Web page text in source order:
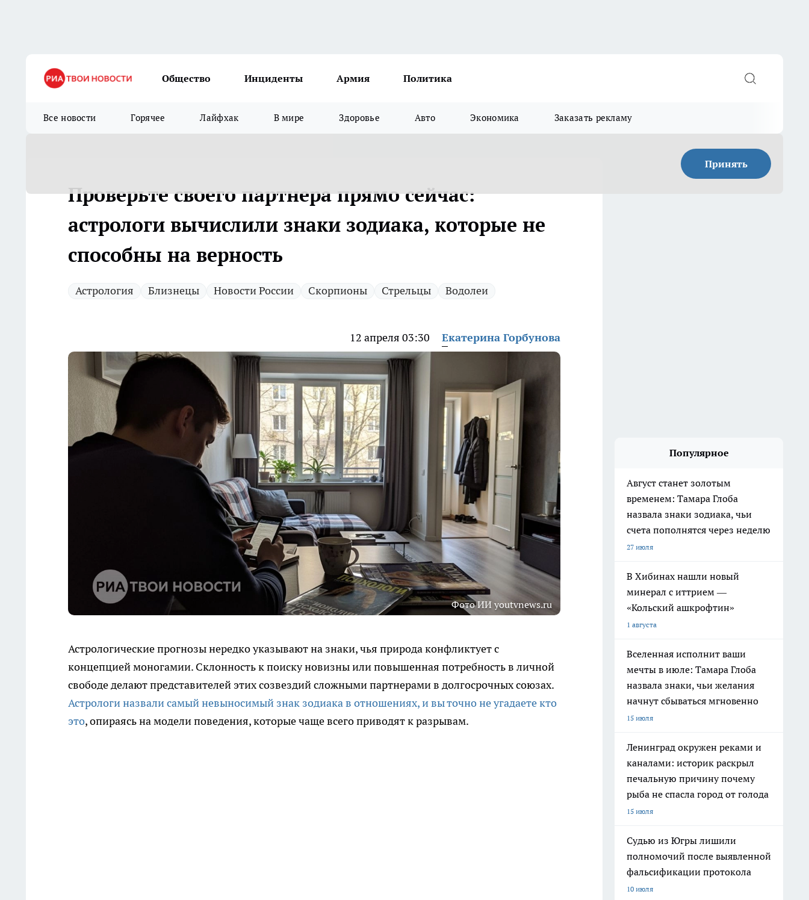
Общество Инциденты Армия Политика
Все новости Горячее Лайфхак В мире Здоровье Авто Экономика Заказать рекламу
Принять
Проверьте своего партнера прямо сейчас:
астрологи вычислили знаки зодиака, которые не
способны на верность
Астрология Близнецы Новости России Скорпионы Стрельцы Водолеи
12 апреля 03:30 Екатерина Горбунова
Фото ИИ youtvnews.ru
Астрологические прогнозы нередко указывают на знаки, чья природа конфликтует с
концепцией моногамии. Склонность к поиску новизны или повышенная потребность в личной
свободе делают представителей этих созвездий сложными партнерами в долгосрочных союзах.
Астрологи назвали самый невыносимый знак зодиака в отношениях, и вы точно не угадаете кто
это, опираясь на модели поведения, которые чаще всего приводят к разрывам.
Популярное
Август станет золотым
временем: Тамара Глоба
назвала знаки зодиака, чьи
счета пополнятся через неделю
27 июля
В Хибинах нашли новый
минерал с иттрием —
«Кольский ашкрофтин»
1 августа
Вселенная исполнит ваши
мечты в июле: Тамара Глоба
назвала знаки, чьи желания
начнут сбываться мгновенно
15 июля
Ленинград окружен реками и
каналами: историк раскрыл
печальную причину почему
рыба не спасла город от голода
15 июля
Судью из Югры лишили
полномочий после выявленной
фальсификации протокола
10 июля